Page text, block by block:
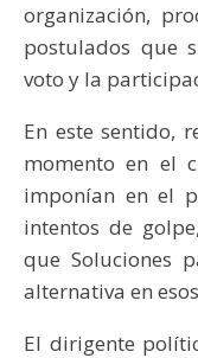
organización,
postulados que
voto y la
En este sentido,
momento en el
imponían en el
intentos de
que Soluciones
alternativa en
El dirigente